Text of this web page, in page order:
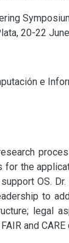
20-22
e
the
OS.
to
legal
and CARE